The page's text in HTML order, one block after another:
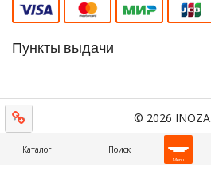
Пункты выдачи
© 2026